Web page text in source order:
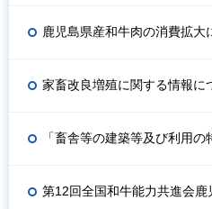
鹿児島県産和牛肉の消費拡大
家畜改良増殖に関する情報に
「畜舎等の建築等及び利用
第12回全国和牛能力共進会鹿